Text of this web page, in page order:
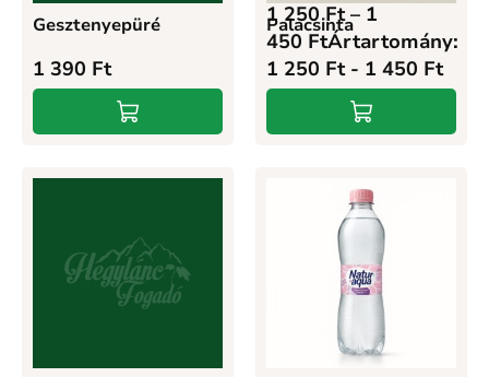
Gesztenyepüré
1 390 Ft
Palacsinta
1 250Ft – 1
450 FtÁrtartomány:
1 250 Ft - 1 450 Ft